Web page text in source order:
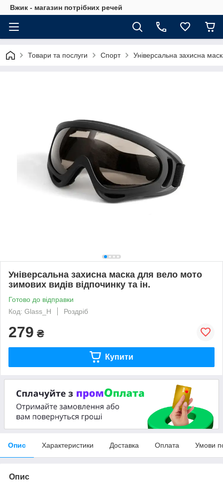
Вжик - магазин потрiбних речей
Товари та послуги Спорт Універсальна захисна
Універсальна захисна маска для вело мото
зимових видів відпочинку та ін.
Готово до відправки
Код: Glass_H
Роздріб
279 ₴
Купити
Опис Характеристики Доставка Оплата Умови
Опис